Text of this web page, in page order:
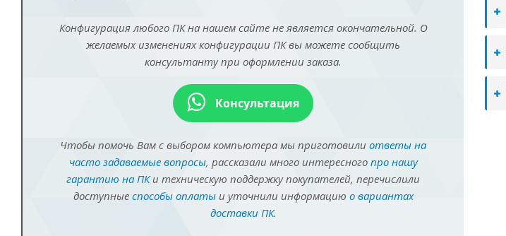
Конфигурация любого ПК на нашем сайте не является окончательной. О
желаемых изменениях конфигурации ПК вы можете сообщить
консультанту при оформлении заказа.
Консультация
Чтобы помочь Вам с выбором компьютера мы приготовили ответы на
часто задаваемые вопросы, рассказали много интересного про нашу
гарантию на ПКи техническую поддержку покупателей, перечислили
доступные способы оплатыи уточнили информацию о вариантах
доставки ПК.